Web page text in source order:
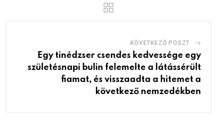
KÖVETKEZŐ POSZT
Egy tinédzser csendes kedvessége egy
születésnapi bulin felemelte a látássérült
fiamat, és visszaadta a hitemet a
következő nemzedékben